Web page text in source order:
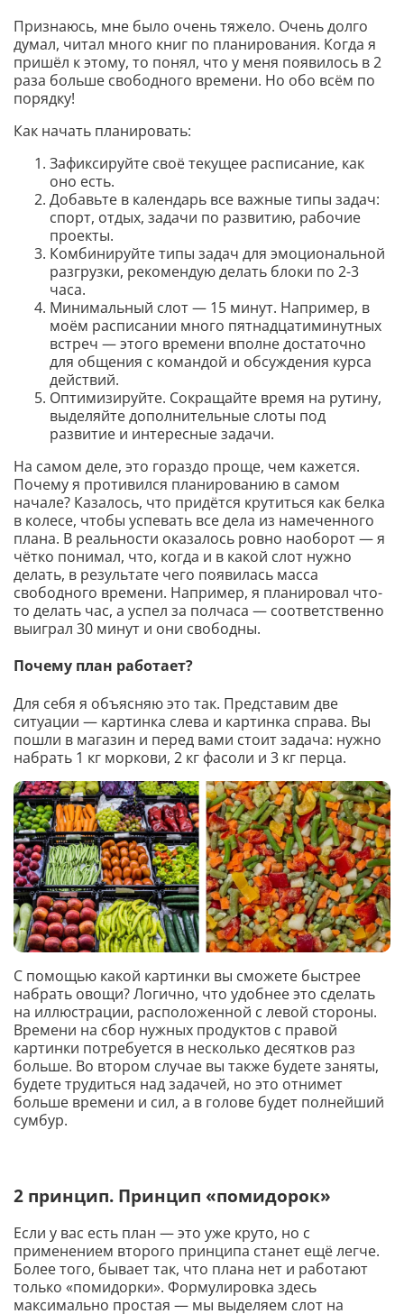
Признаюсь, мне было очень тяжело. Очень долго
думал, читал много книг по планирования. Когда я
пришёл к этому, то понял, что у меня появилось в 2
раза больше свободного времени. Но обо всём по
порядку!
Как начать планировать:
Зафиксируйте своё текущее расписание, как
оно есть.
Добавьте в календарь все важные типы задач:
спорт, отдых, задачи по развитию, рабочие
проекты.
Комбинируйте типы задач для эмоциональной
разгрузки, рекомендую делать блоки по 2-3
часа.
Минимальный слот — 15 минут. Например, в
моём расписании много пятнадцатиминутных
встреч — этого времени вполне достаточно
для общения с командой и обсуждения курса
действий.
Оптимизируйте. Сокращайте время на рутину,
выделяйте дополнительные слоты под
развитие и интересные задачи.
На самом деле, это гораздо проще, чем кажется.
Почему я противился планированию в самом
начале? Казалось, что придётся крутиться как белка
в колесе, чтобы успевать все дела из намеченного
плана. В реальности оказалось ровно наоборот — я
чётко понимал, что, когда и в какой слот нужно
делать, в результате чего появилась масса
свободного времени. Например, я планировал что-
то делать час, а успел за полчаса — соответственно
выиграл 30 минут и они свободны.
Почему план работает?
Для себя я объясняю это так. Представим две
ситуации — картинка слева и картинка справа. Вы
пошли в магазин и перед вами стоит задача: нужно
набрать 1 кг моркови, 2 кг фасоли и 3 кг перца.
С помощью какой картинки вы сможете быстрее
набрать овощи? Логично, что удобнее это сделать
на иллюстрации, расположенной с левой стороны.
Времени на сбор нужных продуктов с правой
картинки потребуется в несколько десятков раз
больше. Во втором случае вы также будете заняты,
будете трудиться над задачей, но это отнимет
больше времени и сил, а в голове будет полнейший
сумбур.
2 принцип. Принцип «помидорок»
Если у вас есть план — это уже круто, но с
применением второго принципа станет ещё легче.
Более того, бывает так, что плана нет и работают
только «помидорки». Формулировка здесь
максимально простая — мы выделяем слот на